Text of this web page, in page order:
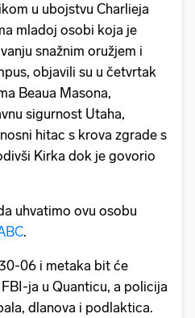
u ubojstvu Charlieja
mladoj osobi koja je
snažnim oružjem i
objavili su u četvrtak
Beaua Masona,
sigurnost Utaha,
hitac s krova zgrade s
Kirka dok je govorio
uhvatimo ovu osobu
.
06 i metaka bit će
ja u Quanticu, a policija
dlanova i podlaktica.